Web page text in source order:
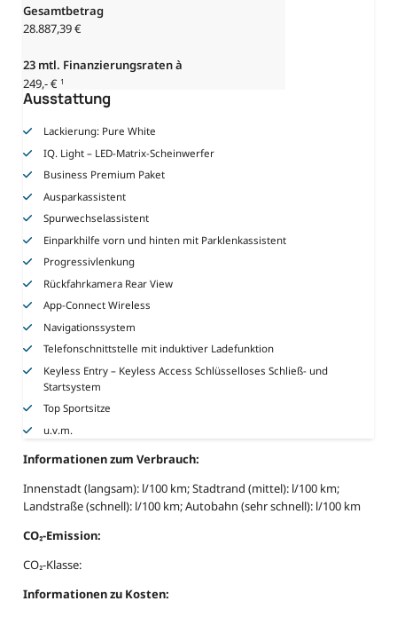
Ausstattung
Lackierung: Pure White
IQ. Light – LED-Matrix-Scheinwerfer
Business Premium Paket
Ausparkassistent
Spurwechselassistent
Einparkhilfe vorn und hinten mit Parklenkassistent
Progressivlenkung
Rückfahrkamera Rear View
App-Connect Wireless
Navigationssystem
Telefonschnittstelle mit induktiver Ladefunktion
Keyless Entry – Keyless Access Schlüsselloses Schließ- und
Startsystem
Top Sportsitze
u.v.m.
Gesamtbetrag
28.887,39 €
23 mtl. Finanzierungsraten à
249,- € 1
Informationen zum Verbrauch:
Innenstadt (langsam): l/100 km; Stadtrand (mittel): l/100 km;
Landstraße (schnell): l/100 km; Autobahn (sehr schnell): l/100 km
CO₂-Emission:
CO₂-Klasse:
Informationen zu Kosten: